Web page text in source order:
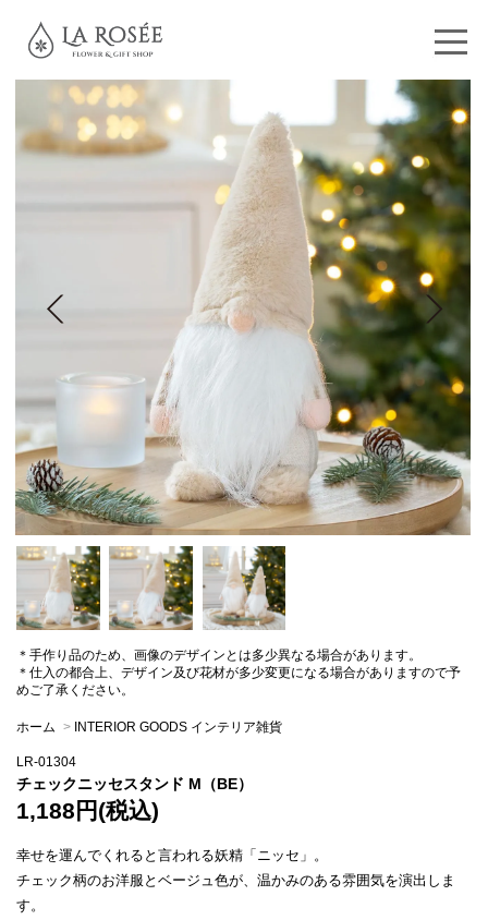
＊手作り品のため、画像のデザインとは多少異なる場合があります。
＊仕入の都合上、デザイン及び花材が多少変更になる場合がありますので予
めご了承ください。
ホーム > INTERIOR GOODS インテリア雑貨
LR-01304
チェックニッセスタンド M（BE）
1,188円(税込)
幸せを運んでくれると言われる妖精「ニッセ」。
チェック柄のお洋服とベージュ色が、温かみのある雰囲気を演出しま
す。